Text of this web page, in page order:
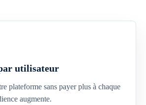
utilisateur
plateforme sans payer plus à chaque
augmente.